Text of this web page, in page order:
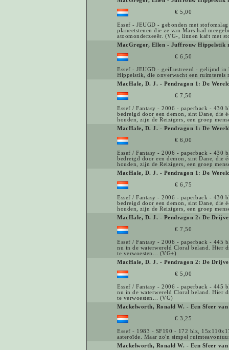
€ 5,00
Essef - JEUGD - gebonden met
planeetstenen die ze van Mars had
atoomonderzeeër. (VG-, linnen kaft met
MacGregor, Ellen - Juffrouw Hippelstik
€ 6,50
Essef - JEUGD - geillustreerd - gelijmd
Hippelstik, die onverwacht een ruimtereis
MacHale, D. J. - Pendragon 1: De
€ 7,50
Essef / Fantasy - 2006 - paperback - 430
bedreigd door een demon, sint Dane, die
houden, zijn de Reizigers, een groep
MacHale, D. J. - Pendragon 1: De
€ 6,00
Essef / Fantasy - 2006 - paperback - 430
bedreigd door een demon, sint Dane, die
houden, zijn de Reizigers, een groep
MacHale, D. J. - Pendragon 1: De
€ 6,75
Essef / Fantasy - 2006 - paperback - 430
bedreigd door een demon, sint Dane, die
houden, zijn de Reizigers, een groep
MacHale, D. J. - Pendragon 2: De
€ 7,50
Essef / Fantasy - 2006 - paperback - 445
nu in de waterwereld Cloral beland. Hier
te verwoesten... (VG+)
MacHale, D. J. - Pendragon 2: De
€ 5,00
Essef / Fantasy - 2006 - paperback - 445
nu in de waterwereld Cloral beland. Hier
te verwoesten... (VG)
Mackelworth, Ronald W. - Een Sfeer
€ 3,25
Essef - 1983 - SF190 - 172 blz,
asteroïde. Maar zo'n simpel
Mackelworth, Ronald W. - Een Sfeer